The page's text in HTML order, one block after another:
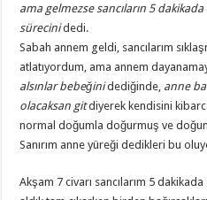
ama gelmezse sancıların 5
sürecinidedi.
Sabah annem geldi, sancılarım
atlatıyordum, ama annem
alsınlar bebeğinidediğinde, anne
olacaksan gitdiyerek kendisini
normal doğumla doğurmuş ve
Sanırım anne yüreği dedikleri bu
Akşam 7 civarı sancılarım 5